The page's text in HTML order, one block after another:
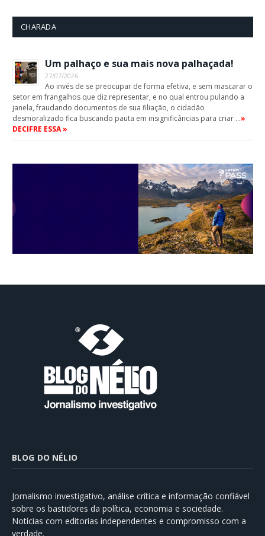
CHARADA
Um palhaço e sua mais nova palhaçada!
27/07/2026
Ao invés de se preocupar de forma efetiva, e sem mascarar o
setor em frangalhos que diz representar, e no qual entrou pulando a
janela, fraudando documentos de sua filiação, o cidadão
desmoralizado fica buscando pauta em insignificâncias para criar …»
DECIFRE ESSA »
BLOG DO NÉLIO
Jornalismo investigativo, análise crítica e informação confiável
sobre os bastidores da política, economia e sociedade.
Notícias com editorias independentes e compromisso com a
verdade.